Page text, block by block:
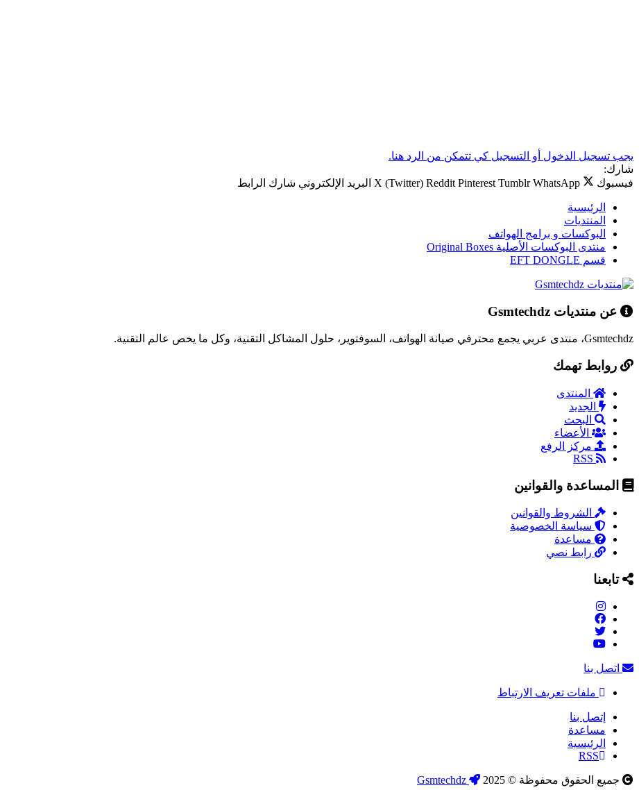
يجب تسجيل الدخول أو التسجيل كي تتمكن من الرد هنا.
شارك:
فيسبوك
X (Twitter) Reddit Pinterest Tumblr WhatsApp البريد الإلكتروني شارك الرابط
الرئيسية
المنتديات
البوكسات و برامج الهواتف
منتدى البوكسات الأصلية Original Boxes
قسم EFT DONGLE
عن منتديات Gsmtechdz
Gsmtechdz، منتدى عربي يجمع محترفي صيانة الهواتف، السوفتوير، حلول المشاكل التقنية، وكل ما يخص عالم التقنية.
روابط تهمك
المنتدى
الجديد
البحث
الأعضاء
مركز الرفع
المساعدة والقوانين
الشروط والقوانين
سياسة الخصوصية
مساعدة
رابط نصي
تابعنا
اتصل بنا
ملفات تعريف الارتباط
إتصل بنا
مساعدة
الرئيسية
RSS
جميع الحقوق محفوظة © 2025